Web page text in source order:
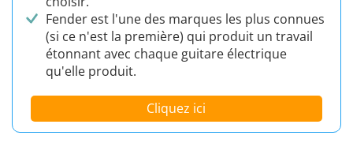
Fender est l'une des marques les plus connues
(si ce n'est la première) qui produit un travail
étonnant avec chaque guitare électrique
qu'elle produit.
Cliquez ici